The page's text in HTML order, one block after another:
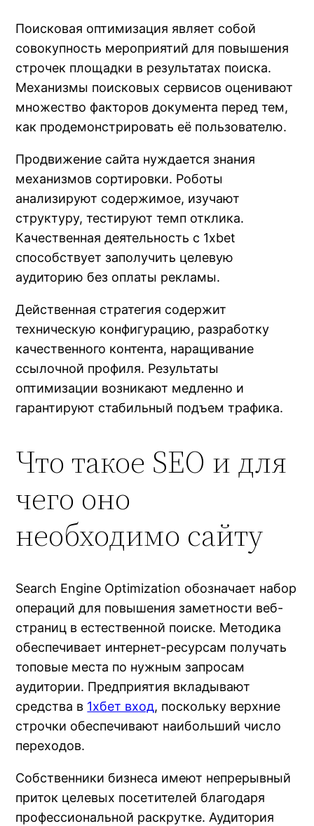
Поисковая оптимизация являет собой
совокупность мероприятий для повышения
строчек площадки в результатах поиска.
Механизмы поисковых сервисов оценивают
множество факторов документа перед тем,
как продемонстрировать её пользователю.
Продвижение сайта нуждается знания
механизмов сортировки. Роботы
анализируют содержимое, изучают
структуру, тестируют темп отклика.
Качественная деятельность с 1xbet
способствует заполучить целевую
аудиторию без оплаты рекламы.
Действенная стратегия содержит
техническую конфигурацию, разработку
качественного контента, наращивание
ссылочной профиля. Результаты
оптимизации возникают медленно и
гарантируют стабильный подъем трафика.
Что такое SEO и для
чего оно
необходимо сайту
Search Engine Optimization обозначает набор
операций для повышения заметности веб-
страниц в естественной поиске. Методика
обеспечивает интернет-ресурсам получать
топовые места по нужным запросам
аудитории. Предприятия вкладывают
средства в 1хбет вход, поскольку верхние
строчки обеспечивают наибольший число
переходов.
Собственники бизнеса имеют непрерывный
приток целевых посетителей благодаря
профессиональной раскрутке. Аудитория